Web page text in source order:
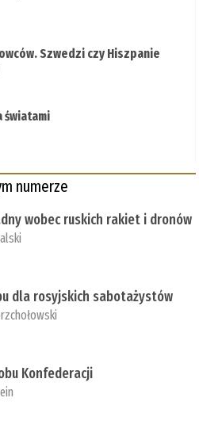
Szwedzi czy Hiszpanie
światami
numerze
wobec ruskich rakiet i dronów
dla rosyjskich sabotażystów
Konfederacji